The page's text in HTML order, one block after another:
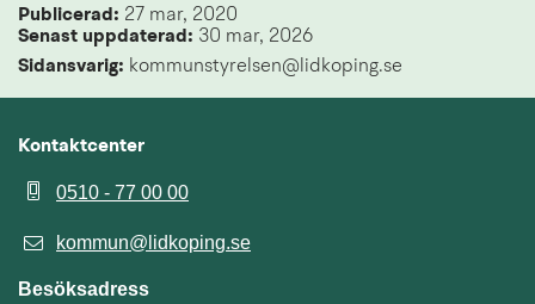
Publicerad: 27 mar, 2020
Senast uppdaterad: 30 mar, 2026
Sidansvarig: kommunstyrelsen@lidkoping.se
Kontaktcenter
0510 - 77 00 00
kommun@lidkoping.se
Besöksadress